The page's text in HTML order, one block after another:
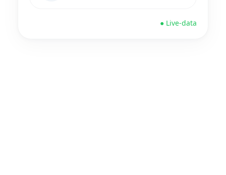
● Live-data